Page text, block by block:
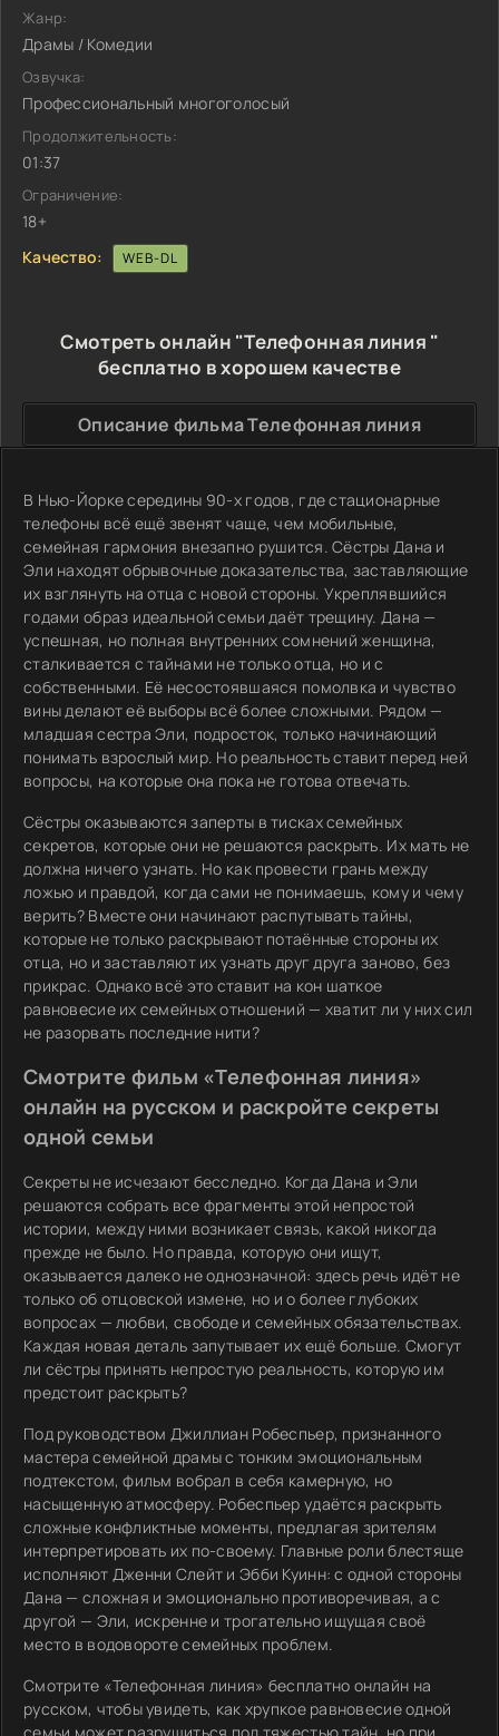
Жанр:
Драмы / Комедии
Озвучка:
Профессиональный многоголосый
Продолжительность:
01:37
Ограничение:
18+
Качество:
WEB-DL
Смотреть онлайн "Телефонная линия "
бесплатно в хорошем качестве
Описание фильма Телефонная линия
В Нью-Йорке середины 90-х годов, где стационарные
телефоны всё ещё звенят чаще, чем мобильные,
семейная гармония внезапно рушится. Сёстры Дана и
Эли находят обрывочные доказательства, заставляющие
их взглянуть на отца с новой стороны. Укреплявшийся
годами образ идеальной семьи даёт трещину. Дана —
успешная, но полная внутренних сомнений женщина,
сталкивается с тайнами не только отца, но и с
собственными. Её несостоявшаяся помолвка и чувство
вины делают её выборы всё более сложными. Рядом —
младшая сестра Эли, подросток, только начинающий
понимать взрослый мир. Но реальность ставит перед ней
вопросы, на которые она пока не готова отвечать.
Сёстры оказываются заперты в тисках семейных
секретов, которые они не решаются раскрыть. Их мать не
должна ничего узнать. Но как провести грань между
ложью и правдой, когда сами не понимаешь, кому и чему
верить? Вместе они начинают распутывать тайны,
которые не только раскрывают потаённые стороны их
отца, но и заставляют их узнать друг друга заново, без
прикрас. Однако всё это ставит на кон шаткое
равновесие их семейных отношений — хватит ли у них сил
не разорвать последние нити?
Смотрите фильм «Телефонная линия»
онлайн на русском и раскройте секреты
одной семьи
Секреты не исчезают бесследно. Когда Дана и Эли
решаются собрать все фрагменты этой непростой
истории, между ними возникает связь, какой никогда
прежде не было. Но правда, которую они ищут,
оказывается далеко не однозначной: здесь речь идёт не
только об отцовской измене, но и о более глубоких
вопросах — любви, свободе и семейных обязательствах.
Каждая новая деталь запутывает их ещё больше. Смогут
ли сёстры принять непростую реальность, которую им
предстоит раскрыть?
Под руководством Джиллиан Робеспьер, признанного
мастера семейной драмы с тонким эмоциональным
подтекстом, фильм вобрал в себя камерную, но
насыщенную атмосферу. Робеспьер удаётся раскрыть
сложные конфликтные моменты, предлагая зрителям
интерпретировать их по-своему. Главные роли блестяще
исполняют Дженни Слейт и Эбби Куинн: с одной стороны
Дана — сложная и эмоционально противоречивая, а с
другой — Эли, искренне и трогательно ищущая своё
место в водовороте семейных проблем.
Смотрите «Телефонная линия» бесплатно онлайн на
русском, чтобы увидеть, как хрупкое равновесие одной